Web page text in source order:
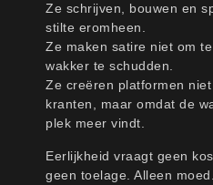
Ze schrijven, bouwen en
stilte eromheen.
Ze maken satire niet om
wakker te schudden.
Ze creëren platformen
kranten, maar omdat de
plek meer vindt.
Eerlijkheid vraagt geen
geen toelage. Alleen